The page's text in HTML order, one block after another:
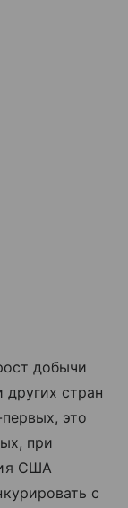
добычи
стран
это
при
США
с